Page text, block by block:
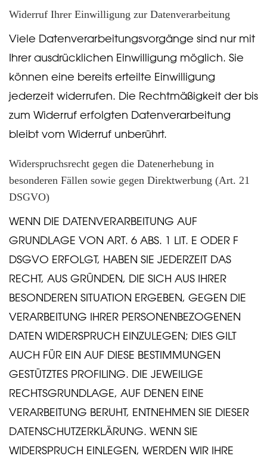
Widerruf Ihrer Einwilligung zur Datenverarbeitung
Viele Datenverarbeitungsvorgänge sind nur mit
Ihrer ausdrücklichen Einwilligung möglich. Sie
können eine bereits erteilte Einwilligung
jederzeit widerrufen. Die Rechtmäßigkeit der bis
zum Widerruf erfolgten Datenverarbeitung
bleibt vom Widerruf unberührt.
Widerspruchsrecht gegen die Datenerhebung in
besonderen Fällen sowie gegen Direktwerbung (Art. 21
DSGVO)
WENN DIE DATENVERARBEITUNG AUF
GRUNDLAGE VON ART. 6 ABS. 1 LIT. E ODER F
DSGVO ERFOLGT, HABEN SIE JEDERZEIT DAS
RECHT, AUS GRÜNDEN, DIE SICH AUS IHRER
BESONDEREN SITUATION ERGEBEN, GEGEN DIE
VERARBEITUNG IHRER PERSONENBEZOGENEN
DATEN WIDERSPRUCH EINZULEGEN; DIES GILT
AUCH FÜR EIN AUF DIESE BESTIMMUNGEN
GESTÜTZTES PROFILING. DIE JEWEILIGE
RECHTSGRUNDLAGE, AUF DENEN EINE
VERARBEITUNG BERUHT, ENTNEHMEN SIE DIESER
DATENSCHUTZERKLÄRUNG. WENN SIE
WIDERSPRUCH EINLEGEN, WERDEN WIR IHRE